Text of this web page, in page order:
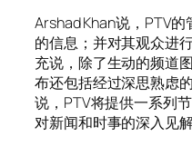
Arshad Khan说，PTV
的信息；并对其观众进
充说，除了生动的频道
布还包括经过深思熟虑
说，PTV将提供一系列
对新闻和时事的深入见解